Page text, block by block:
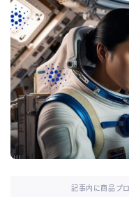
お問い合わせ
プロフィール
なぜカルダノADA?
カルダノADA体験
記事内に商品プ